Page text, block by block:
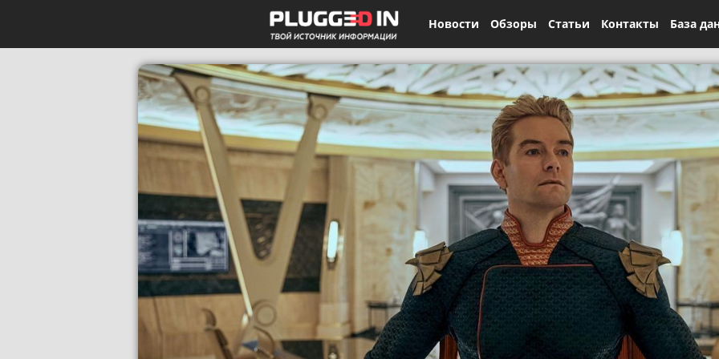
Новости Обзоры Статьи Контакты База